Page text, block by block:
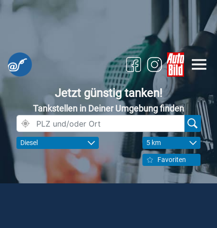
Jetzt günstig tanken!
Tankstellen in Deiner Umgebung finden
Diesel 5 km
Favoriten